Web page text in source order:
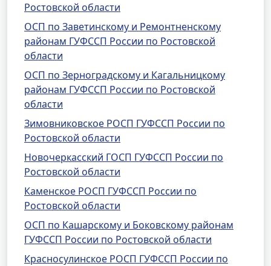
Ростовской области
ОСП по Заветинскому и Ремонтненскому
районам ГУФССП России по Ростовской
области
ОСП по Зерноградскому и Кагальницкому
районам ГУФССП России по Ростовской
области
Зимовниковское РОСП ГУФССП России по
Ростовской области
Новочеркасский ГОСП ГУФССП России по
Ростовской области
Каменское РОСП ГУФССП России по
Ростовской области
ОСП по Кашарскому и Боковскому районам
ГУФССП России по Ростовской области
Красносулинское РОСП ГУФССП России по